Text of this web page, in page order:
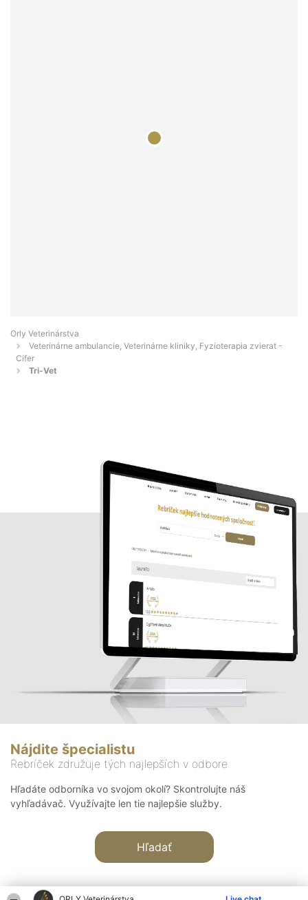
Orly Veterinárstva
Veterinárne ambulancie, Veterinárne kliniky, Fyzioterapia zvierat -
Cífer
Tri-Vet
Nájdite špecialistu
Rebríček združuje tých najlepších v odbore
Hľadáte odborníka vo svojom okolí? Skontrolujte náš
vyhľadávač. Využívajte len tie najlepšie služby.
Hľadať